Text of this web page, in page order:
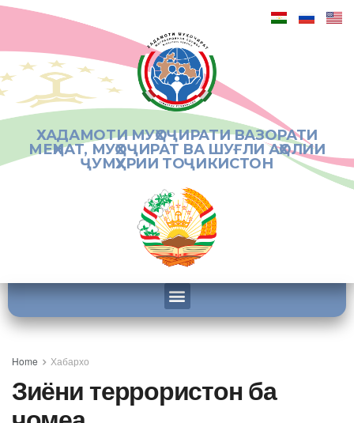
ХАДАМОТИ МУҲОҶИРАТИ ВАЗОРАТИ
МЕҲНАТ, МУҲОҶИРАТ ВА ШУҒЛИ АҲОЛИИ
ҶУМҲУРИИ ТОҶИКИСТОН
Home Хабархо
Зиёни террористон ба